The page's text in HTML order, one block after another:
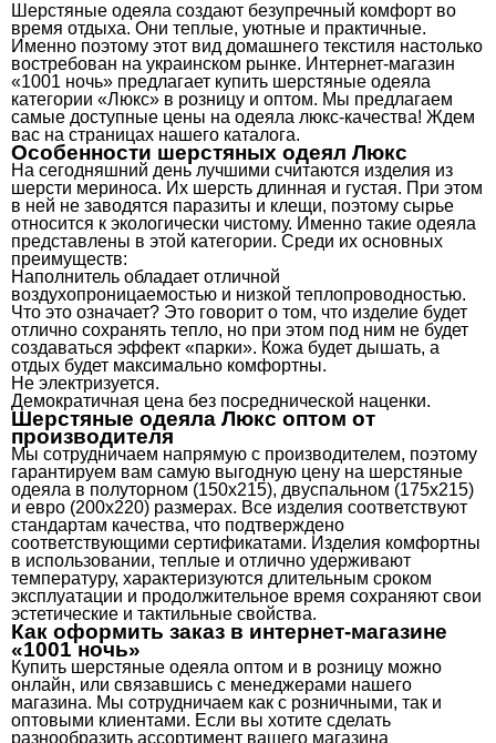
Шерстяные одеяла создают безупречный комфорт во
время отдыха. Они теплые, уютные и практичные.
Именно поэтому этот вид домашнего текстиля настолько
востребован на украинском рынке. Интернет-магазин
«1001 ночь» предлагает купить шерстяные одеяла
категории «Люкс» в розницу и оптом. Мы предлагаем
самые доступные цены на одеяла люкс-качества! Ждем
вас на страницах нашего каталога.
Особенности шерстяных одеял Люкс
На сегодняшний день лучшими считаются изделия из
шерсти мериноса. Их шерсть длинная и густая. При этом
в ней не заводятся паразиты и клещи, поэтому сырье
относится к экологически чистому. Именно такие одеяла
представлены в этой категории. Среди их основных
преимуществ:
Наполнитель обладает отличной
воздухопроницаемостью и низкой теплопроводностью.
Что это означает? Это говорит о том, что изделие будет
отлично сохранять тепло, но при этом под ним не будет
создаваться эффект «парки». Кожа будет дышать, а
отдых будет максимально комфортны.
Не электризуется.
Демократичная цена без посреднической наценки.
Шерстяные одеяла Люкс оптом от
производителя
Мы сотрудничаем напрямую с производителем, поэтому
гарантируем вам самую выгодную цену на шерстяные
одеяла в полуторном (150х215), двуспальном (175х215)
и евро (200х220) размерах. Все изделия соответствуют
стандартам качества, что подтверждено
соответствующими сертификатами. Изделия комфортны
в использовании, теплые и отлично удерживают
температуру, характеризуются длительным сроком
эксплуатации и продолжительное время сохраняют свои
эстетические и тактильные свойства.
Как оформить заказ в интернет-магазине
«1001 ночь»
Купить шерстяные одеяла оптом и в розницу можно
онлайн, или связавшись с менеджерами нашего
магазина. Мы сотрудничаем как с розничными, так и
оптовыми клиентами. Если вы хотите сделать
разнообразить ассортимент вашего магазина